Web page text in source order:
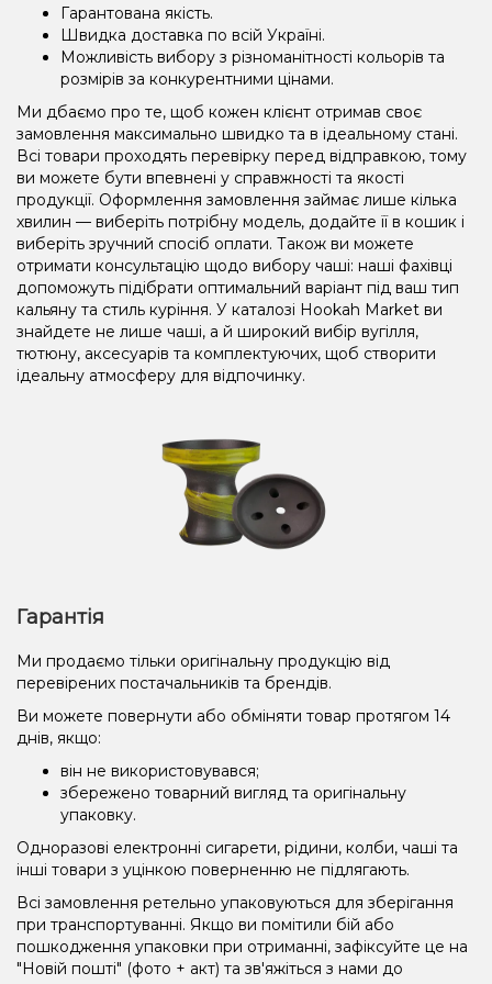
Гарантована якість.
Швидка доставка по всій Україні.
Можливість вибору з різноманітності кольорів та
розмірів за конкурентними цінами.
Ми дбаємо про те, щоб кожен клієнт отримав своє
замовлення максимально швидко та в ідеальному стані.
Всі товари проходять перевірку перед відправкою, тому
ви можете бути впевнені у справжності та якості
продукції. Оформлення замовлення займає лише кілька
хвилин — виберіть потрібну модель, додайте її в кошик і
виберіть зручний спосіб оплати. Також ви можете
отримати консультацію щодо вибору чаші: наші фахівці
допоможуть підібрати оптимальний варіант під ваш тип
кальяну та стиль куріння. У каталозі Hookah Market ви
знайдете не лише чаші, а й широкий вибір вугілля,
тютюну, аксесуарів та комплектуючих, щоб створити
ідеальну атмосферу для відпочинку.
Гарантія
Ми продаємо тільки оригінальну продукцію від
перевірених постачальників та брендів.
Ви можете повернути або обміняти товар протягом 14
днів, якщо:
він не використовувався;
збережено товарний вигляд та оригінальну
упаковку.
Одноразові електронні сигарети, рідини, колби, чаші та
інші товари з уцінкою поверненню не підлягають.
Всі замовлення ретельно упаковуються для зберігання
при транспортуванні. Якщо ви помітили бій або
пошкодження упаковки при отриманні, зафіксуйте це на
"Новій пошті" (фото + акт) та зв'яжіться з нами до